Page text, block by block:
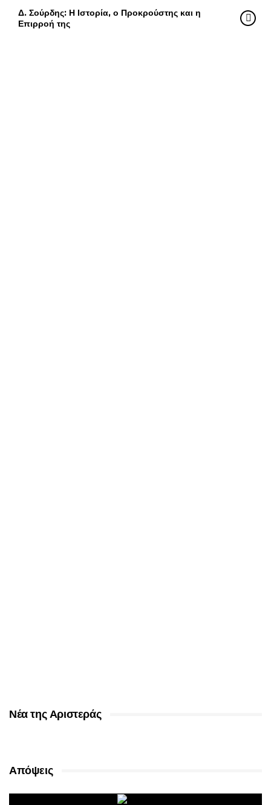
Δ. Σούρδης: Η Ιστορία, ο Προκρούστης και η
Επιρροή της
Νέα της Αριστεράς
Απόψεις